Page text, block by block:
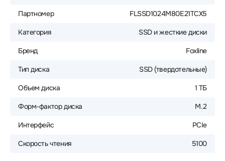
Партномер FLSSD1024M80E21TCX5
Категория SSD и жесткие диски
Бренд Foxline
Тип диска SSD (твердотельные)
Объем диска 1 ТБ
Форм-фактор диска M.2
Интерфейс PCIe
Скорость чтения 5100